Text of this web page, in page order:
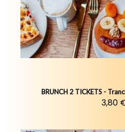
BRUNCH 2 TICKETS -
3,80